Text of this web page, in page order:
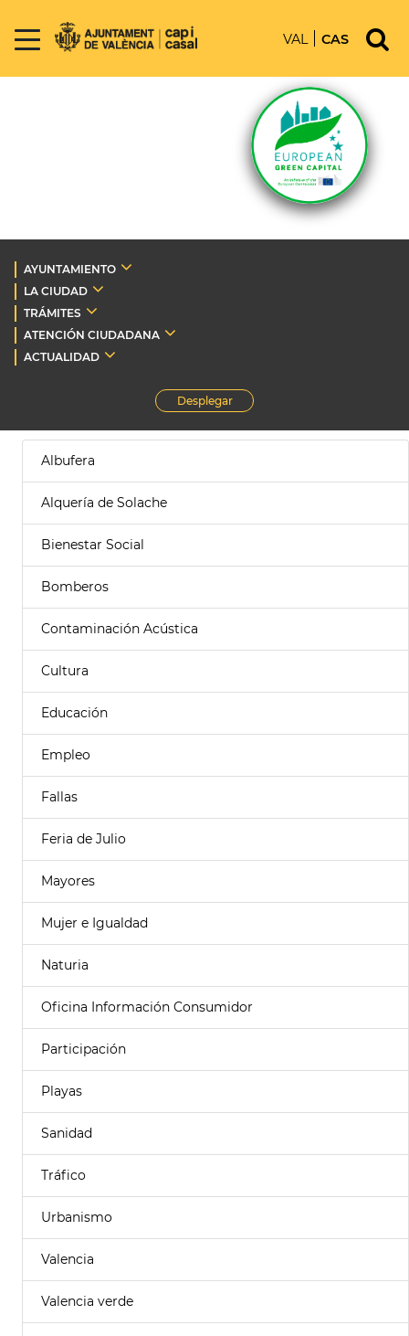
VAL CAS
AYUNTAMIENTO
LA CIUDAD
TRÁMITES
ATENCIÓN CIUDADANA
ACTUALIDAD
Desplegar
Albufera
Alquería de Solache
Bienestar Social
Bomberos
Contaminación Acústica
Cultura
Educación
Empleo
Fallas
Feria de Julio
Mayores
Mujer e Igualdad
Naturia
Oficina Información Consumidor
Participación
Playas
Sanidad
Tráfico
Urbanismo
Valencia
Valencia verde